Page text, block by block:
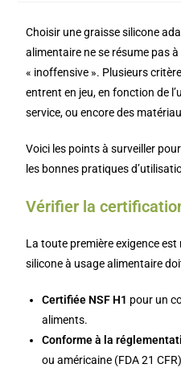
Choisir une graisse silicone
alimentaire ne se résume pas à
« inoffensive ». Plusieurs
entrent en jeu, en fonction de
service, ou encore des
Voici les points à surveiller
les bonnes pratiques
Vérifier la
La toute première exigence
silicone à usage alimentaire
Certifiée NSF H1 pour un
aliments.
Conforme à la
ou américaine (FDA 21